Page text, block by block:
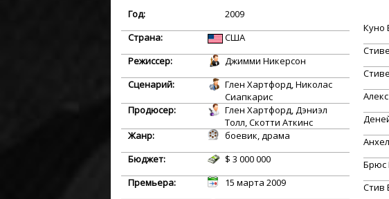
Год:
2009
Страна:
США
Режиссер:
Джимми Никерсон
Сценарий:
Глен Хартфорд, Николас
Сиапкарис
Продюсер:
Глен Хартфорд, Дэниэл
Толл, Скотти Аткинс
Жанр:
боевик, драма
Бюджет:
$ 3 000 000
Премьера:
15 марта 2009
Куно
Брюс
Стив